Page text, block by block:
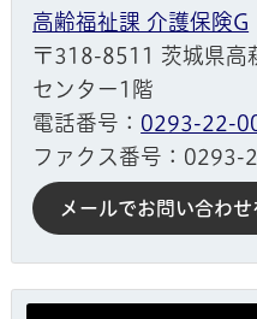
高齢福祉課 介護保険G
〒318-8511 茨城県高
センター1階
電話番号： 0293-22-
ファクス番号：0293-
メールでお問い合わせ